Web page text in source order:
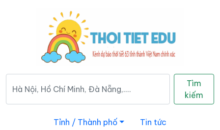
Tìm
kiếm
Tỉnh / Thành phố Tin tức